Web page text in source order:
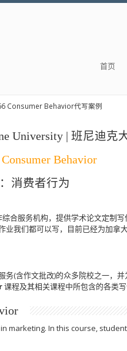
首页
Consumer Behavior代写案例
University | 班尼迪克
Behavior
消费者行为
合服务机构，提供学术论文定制
业我们都可以写，目前已经为加拿
务(含作文批改)的众多院校之一，
课程及其相关课程中所包含的各类写
marketing. In this course,